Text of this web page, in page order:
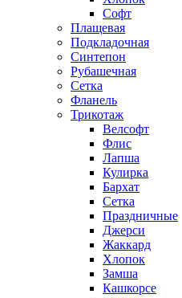
Софт
Плащевая
Подкладочная
Синтепон
Рубашечная
Сетка
Фланель
Трикотаж
Велсофт
Флис
Лапша
Кулирка
Бархат
Сетка
Праздничные
Джерси
Жаккард
Хлопок
Замша
Кашкорсе